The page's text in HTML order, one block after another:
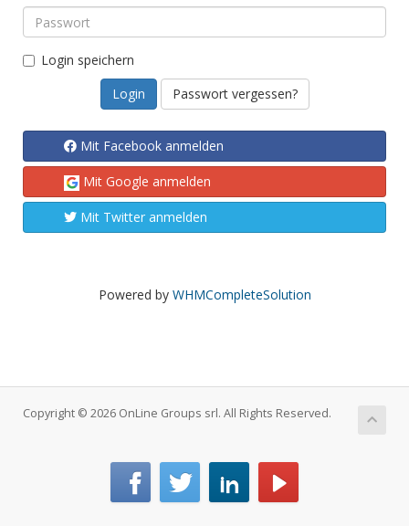
Login speichern
Passwort vergessen?
Mit Facebook anmelden
Mit Google anmelden
Mit Twitter anmelden
Powered by WHMCompleteSolution
Copyright © 2026 OnLine Groups srl. All Rights Reserved.